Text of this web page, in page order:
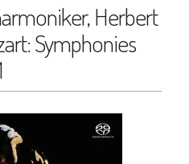
Herbert
Symphonies